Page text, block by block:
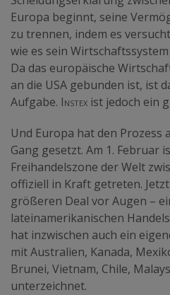
Europa beginnt, seine
zu trennen, indem es
wie es sein
Da das europäische
an die USA gebunden ist, ist
Aufgabe. Instex ist jedoch ein
Und Europa hat den Prozess
Gang gesetzt. Am 1. Februar
Freihandelszone der Welt
offiziell in Kraft getreten.
größeren Deal vor Augen –
lateinamerikanischen
hat inzwischen auch ein
mit Australien, Kanada,
Brunei, Vietnam, Chile,
unterzeichnet.